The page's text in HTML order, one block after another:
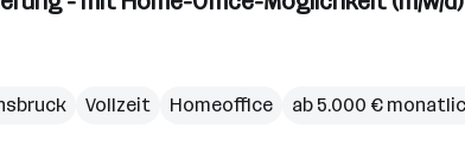
Vollzeit Homeoffice ab 5.000 €